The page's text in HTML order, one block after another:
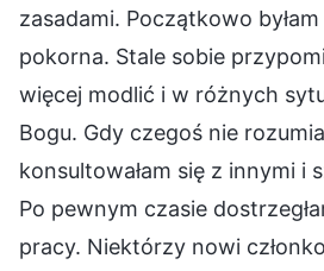
zasadami. Początkowo
pokorna. Stale sobie
więcej modlić i w różnych
Bogu. Gdy czegoś nie
konsultowałam się z innymi i
Po pewnym czasie
pracy. Niektórzy nowi